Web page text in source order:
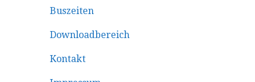
Buszeiten
Downloadbereich
Kontakt